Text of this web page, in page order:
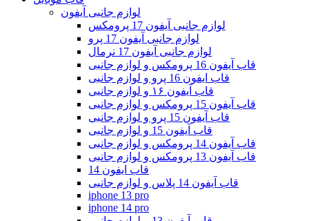
لوازم جانبی آیفون
لوازم جانبی آیفون 17 پرومکس
لوازم جانبی آیفون 17 پرو
لوازم جانبی آیفون 17 نرمال
قاب آیفون 16 پرومکس و لوازم جانبی
قاب ایفون 16 پرو و لوازم جانبی
قاب آیفون ۱۶ و لوازم جانبی
قاب آیفون 15 پرومکس و لوازم جانبی
قاب آیفون 15 پرو و لوازم جانبی
قاب آیفون 15 و لوازم جانبی
قاب آیفون 14 پرومکس و لوازم جانبی
قاب آیفون 13 پرومکس و لوازم جانبی
قاب ایفون 14
قاب آیفون 14 پلاس و لوازم جانبی
iphone 13 pro
iphone 14 pro